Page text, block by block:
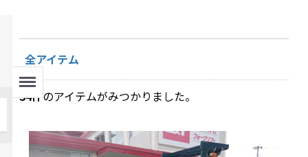
Menu
全アイテム
34件のアイテムがみつかりました。